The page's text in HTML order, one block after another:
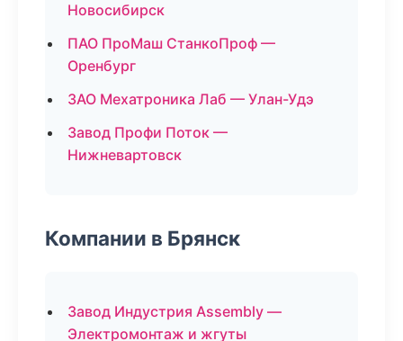
Новосибирск
ПАО ПроМаш СтанкоПроф —
Оренбург
ЗАО Мехатроника Лаб — Улан-Удэ
Завод Профи Поток —
Нижневартовск
Компании в Брянск
Завод Индустрия Assembly —
Электромонтаж и жгуты